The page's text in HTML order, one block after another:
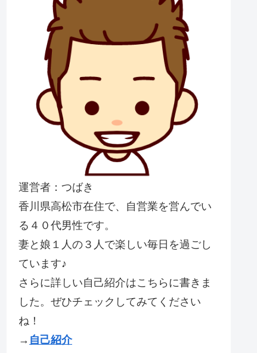
運営者：つばき
香川県高松市在住で、自営業を営んでい
る４０代男性です。
妻と娘１人の３人で楽しい毎日を過ごし
ています♪
さらに詳しい自己紹介はこちらに書きま
した。ぜひチェックしてみてください
ね！
→ 自己紹介